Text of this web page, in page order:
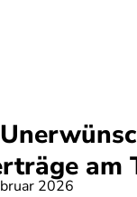
am
2026